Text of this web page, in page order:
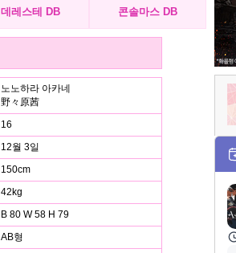
데레스테 DB 콘솔마스 DB
노노하라 아카네
野々原茜
16
12월 3일
150cm
42kg
B 80 W 58 H 79
AB형